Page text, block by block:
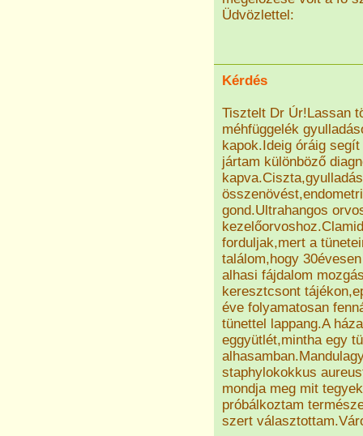
Üdvözlettel:
Kérdés
Tisztelt Dr Úr!Lassan
méhfüggelék
kapok.Ideig óráig
jártam különböző
gond.Ultrahangos
forduljak,mert a
találom,hogy
alhasi fájdalom
keresztcsont
éve folyamatosan
tünettel lappang.A
eggyütlét,mintha egy
staphylokokkus
mondja meg mit
próbálkoztam
szert